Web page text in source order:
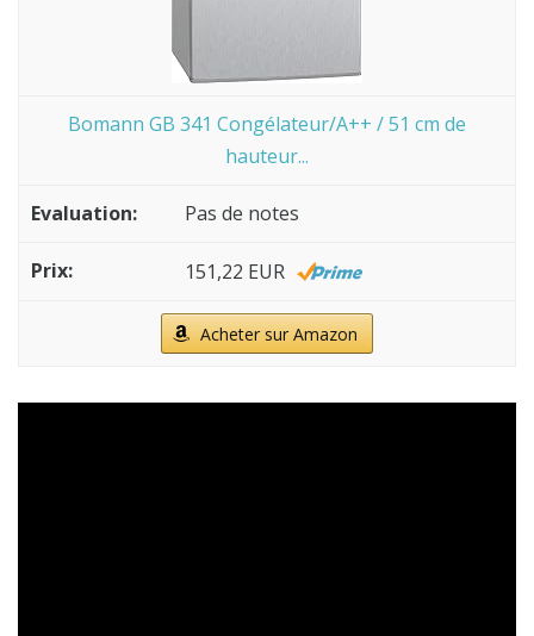
Bomann GB 341 Congélateur/A++ / 51 cm de
hauteur...
Pas de notes
151,22 EUR
Acheter sur Amazon